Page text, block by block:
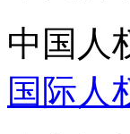
中国人
国际人